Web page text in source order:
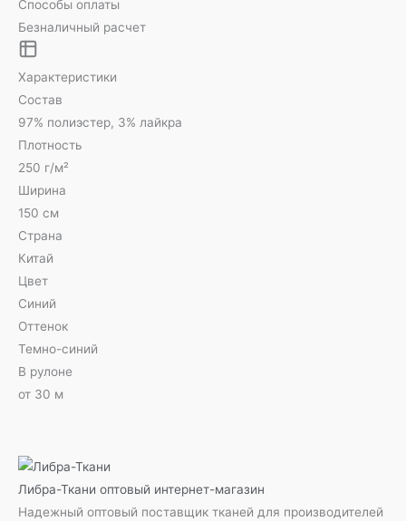
Способы оплаты
Безналичный расчет
Характеристики
Состав
97% полиэстер, 3% лайкра
Плотность
250 г/м²
Ширина
150 см
Страна
Китай
Цвет
Синий
Оттенок
Темно-синий
В рулоне
от 30 м
Либра-Ткани оптовый интернет-магазин
Надежный оптовый поставщик тканей для производителей